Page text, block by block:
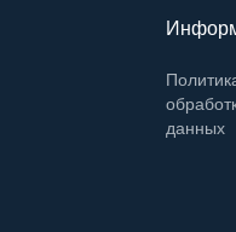
данных